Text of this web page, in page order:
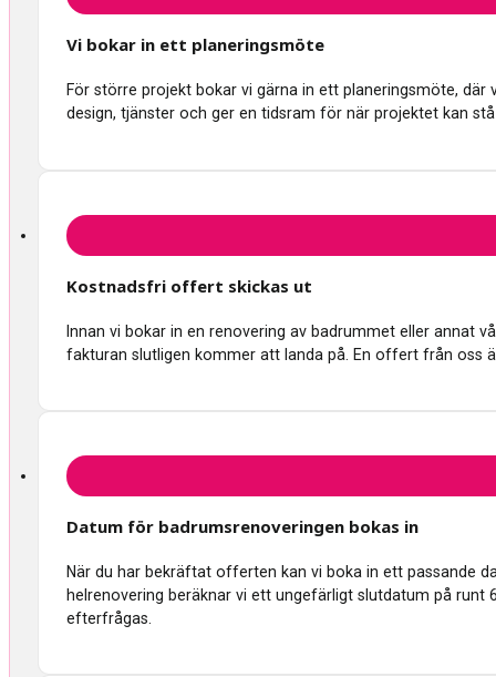
Vi bokar in ett planeringsmöte
För större projekt bokar vi gärna in ett planeringsmöte,
design, tjänster och ger en tidsram för när projektet kan
Kostnadsfri offert skickas ut
Innan vi bokar in en renovering av badrummet eller annat
fakturan slutligen kommer att landa på. En offert från oss
Datum för badrumsrenoveringen bokas in
När du har bekräftat offerten kan vi boka in ett passande
helrenovering beräknar vi ett ungefärligt slutdatum på
efterfrågas.